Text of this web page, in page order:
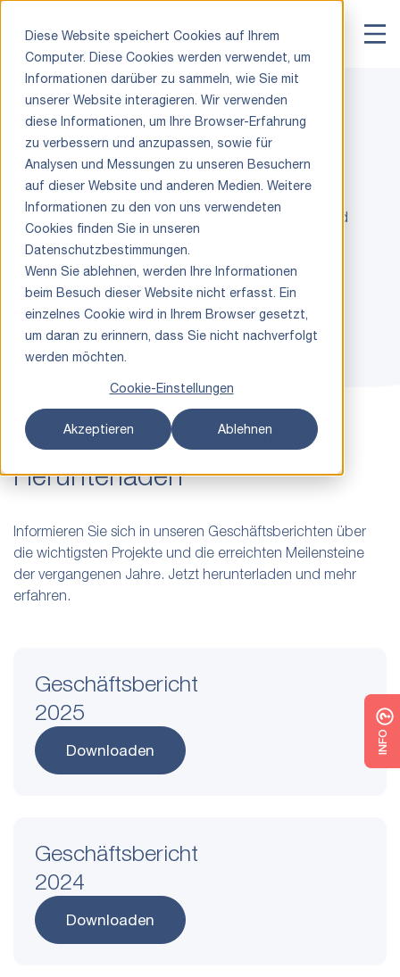
Diese Website speichert Cookies auf Ihrem
Computer. Diese Cookies werden verwendet, um
Informationen darüber zu sammeln, wie Sie mit
unserer Website interagieren. Wir verwenden
diese Informationen, um Ihre Browser-Erfahrung
zu verbessern und anzupassen, sowie für
Analysen und Messungen zu unseren Besuchern
auf dieser Website und anderen Medien. Weitere
Informationen zu den von uns verwendeten
Cookies finden Sie in unseren
Datenschutzbestimmungen.
Wenn Sie ablehnen, werden Ihre Informationen
beim Besuch dieser Website nicht erfasst. Ein
einzelnes Cookie wird in Ihrem Browser gesetzt,
um daran zu erinnern, dass Sie nicht nachverfolgt
werden möchten.
Cookie-Einstellungen
Akzeptieren Ablehnen
Geschäftsbericht
Unsere Geschäftsberichte bieten Ihnen einen
umfassenden Einblick in die Entwicklung unseres
Unternehmens: Schauen Sie sich Zahlen, Fakten und
finanzielle Ergebnisse der letzten Jahre an.
Geschäftsberichte zum
Herunterladen
Informieren Sie sich in unseren Geschäftsberichten über
die wichtigsten Projekte und die erreichten Meilensteine
der vergangenen Jahre. Jetzt herunterladen und mehr
erfahren.
Geschäftsbericht
2025
Downloaden
Geschäftsbericht
2024
Downloaden
INFO